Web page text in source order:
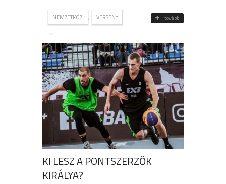
| NEMZETKÖZI , VERSENY tovább
KI LESZ A PONTSZERZŐK
KIRÁLYA?